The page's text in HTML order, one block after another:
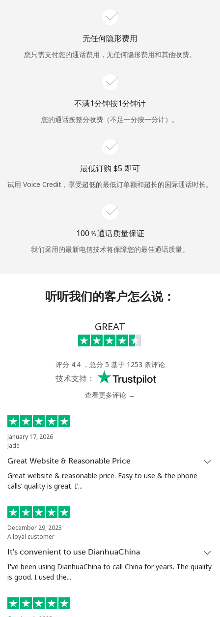
你好！
登录
者
继续使用
无任何隐形费用
您只需支付您的通话费用，无任何隐形费用和其他收费。
不满1分钟按1分钟计
您的通话按整分收费（不足一分按一分计）。
最低订购 ⁦$5⁩ 即可
试用 Voice Credit，享受超低的最低订单额和超长的国际通话时长。
100％通话质量保证
我们采用的最新电信技术将保障您的最佳通话质量。
听听我们的客户怎么说：
GREAT
评分 4.4 ，总分 5 基于 1253 条评论
技术支持：
查看更多评论 →
January 17, 2026
Jade
Great Website & Reasonable Price
Great website & reasonable price. Easy to use & the phone
calls’ quality is great. I’...
December 29, 2023
A loyal customer
It's convenient to use DianhuaChina
I've been using DianhuaChina to call China for years. The quality
is good. I used the...